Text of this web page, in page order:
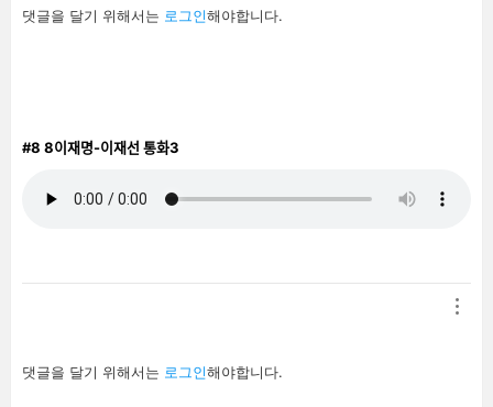
답
글
댓글을 달기 위해서는 로그인해야합니다.
#8 8이재명-이재선 통화3
답
글
댓글을 달기 위해서는 로그인해야합니다.